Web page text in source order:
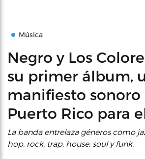
Música
Negro y Los
su primer álbum,
manifiesto sonoro
Puerto Rico para
La banda entrelaza géneros como
hop, rock, trap, house, soul y funk.